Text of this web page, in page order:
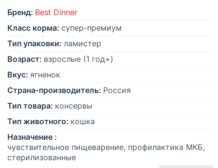
Бренд: Best Dinner
Класс корма: супер-премиум
Тип упаковки: ламистер
Возраст: взрослые (1 год+)
Вкус: ягненок
Страна-производитель: Россия
Тип товара: консервы
Тип животного: кошка
Назначение :
чувствительное пищеварение, профилактика МКБ,
стерилизованные